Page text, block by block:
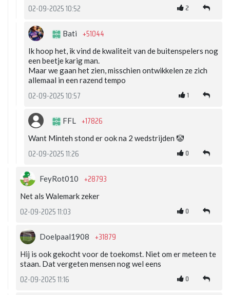
02-09-2025 10:52 2
Bati +51044
Ik hoop het, ik vind de kwaliteit van de buitenspelers nog
een beetje karig man.
Maar we gaan het zien, misschien ontwikkelen ze zich
allemaal in een razend tempo
02-09-2025 10:57 1
FFL +17826
Want Minteh stond er ook na 2 wedstrijden 🤡
02-09-2025 11:26 0
FeyRot010 +28793
Net als Walemark zeker
02-09-2025 11:03 0
Doelpaal1908 +31879
Hij is ook gekocht voor de toekomst. Niet om er meteen te
staan. Dat vergeten mensen nog wel eens
02-09-2025 11:16 0